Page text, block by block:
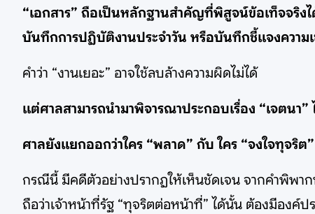
“เอกสาร” ถือเป็นหลักฐานสำคัญที่พิสูจน์ข้อเท็จจริง
บันทึกการปฏิบัติงานประจำวัน หรือบันทึกชี้แจงความเ
คำว่า “งานเยอะ” อาจใช้ลบล้างความผิดไม่ได้
แต่ศาลสามารถนำมาพิจารณาประกอบเรื่อง “เจตนา
ศาลยังแยกออกว่าใคร “พลาด” กับ ใคร “จงใจทุจริต”
กรณีนี้ มีคดีตัวอย่างปรากฏให้เห็นชัดเจน จากคำพิพา
ถือว่าเจ้าหน้าที่รัฐ “ทุจริตต่อหน้าที่” ได้นั้น ต้องมีองค์